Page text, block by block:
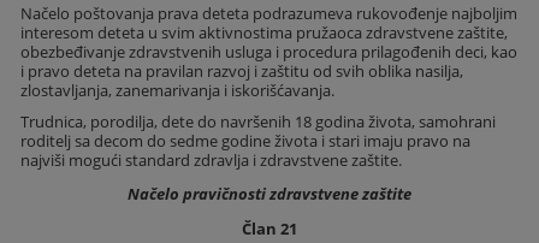
Načelo poštovanja prava deteta podrazumeva rukovođenje najboljim
interesom deteta u svim aktivnostima pružaoca zdravstvene zaštite,
obezbeđivanje zdravstvenih usluga i procedura prilagođenih deci, kao
i pravo deteta na pravilan razvoj i zaštitu od svih oblika nasilja,
zlostavljanja, zanemarivanja i iskorišćavanja.
Trudnica, porodilja, dete do navršenih 18 godina života, samohrani
roditelj sa decom do sedme godine života i stari imaju pravo na
najviši mogući standard zdravlja i zdravstvene zaštite.
Načelo pravičnosti zdravstvene zaštite
Član 21